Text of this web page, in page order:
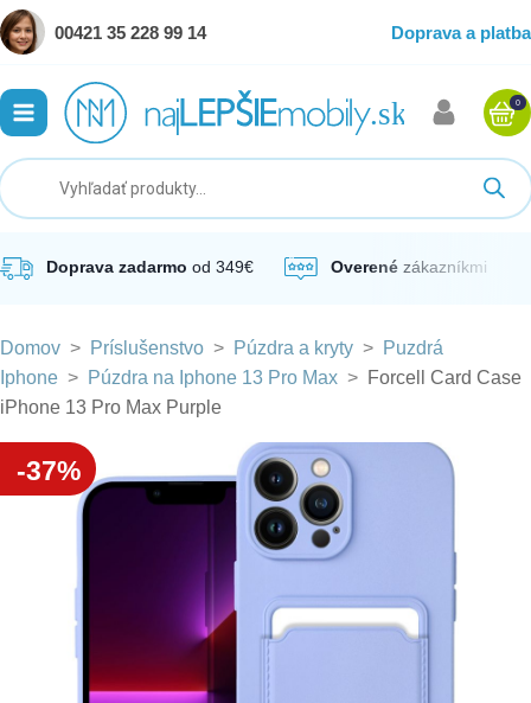
00421 35 228 99 14 Doprava a platba
0
Doprava zadarmo od 349€ Overené zákazníkmi
Domov > Príslušenstvo > Púzdra a kryty > Puzdrá
Iphone > Púzdra na Iphone 13 Pro Max > Forcell Card Case
iPhone 13 Pro Max Purple
-37%